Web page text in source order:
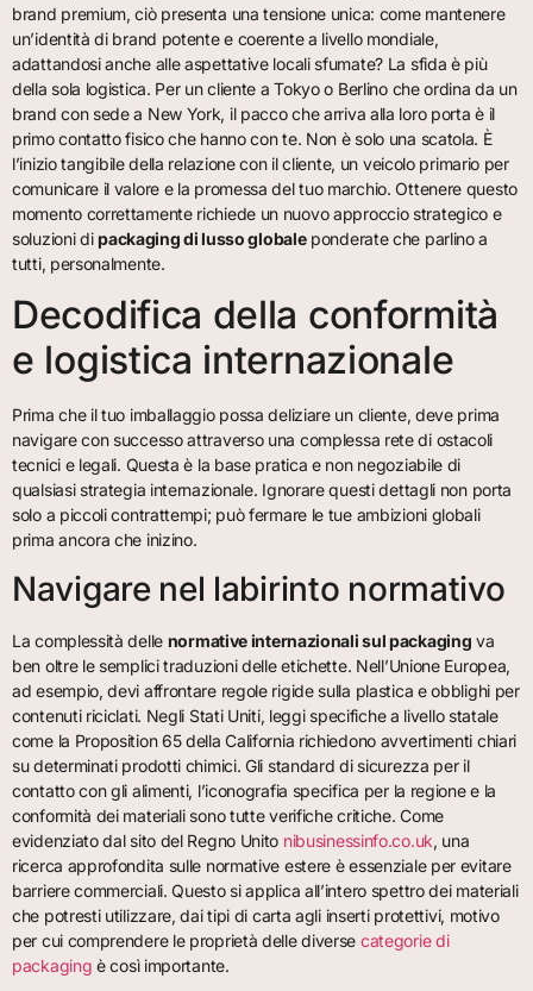
brand premium, ciò presenta una tensione unica: come mantenere
un’identità di brand potente e coerente a livello mondiale,
adattandosi anche alle aspettative locali sfumate? La sfida è più
della sola logistica. Per un cliente a Tokyo o Berlino che ordina da un
brand con sede a New York, il pacco che arriva alla loro porta è il
primo contatto fisico che hanno con te. Non è solo una scatola. È
l’inizio tangibile della relazione con il cliente, un veicolo primario per
comunicare il valore e la promessa del tuo marchio. Ottenere questo
momento correttamente richiede un nuovo approccio strategico e
soluzioni dipackaging di lusso globaleponderate che parlino a
tutti, personalmente.
Decodifica della conformità
e logistica internazionale
Prima che il tuo imballaggio possa deliziare un cliente, deve prima
navigare con successo attraverso una complessa rete di ostacoli
tecnici e legali. Questa è la base pratica e non negoziabile di
qualsiasi strategia internazionale. Ignorare questi dettagli non porta
solo a piccoli contrattempi; può fermare le tue ambizioni globali
prima ancora che inizino.
Navigare nel labirinto normativo
La complessità delle normative internazionali sul packaging va
ben oltre le semplici traduzioni delle etichette. Nell’Unione Europea,
ad esempio, devi affrontare regole rigide sulla plastica e obblighi per
contenuti riciclati. Negli Stati Uniti, leggi specifiche a livello statale
come la Proposition 65 della California richiedono avvertimenti chiari
su determinati prodotti chimici. Gli standard di sicurezza per il
contatto con gli alimenti, l’iconografia specifica per la regione e la
conformità dei materiali sono tutte verifiche critiche. Come
evidenziato dal sito del Regno Unito nibusinessinfo.co.uk, una
ricerca approfondita sulle normative estere è essenziale per evitare
barriere commerciali. Questo si applica all’intero spettro dei materiali
che potresti utilizzare, dai tipi di carta agli inserti protettivi, motivo
per cui comprendere le proprietà delle diverse categorie di
packaging è così importante.